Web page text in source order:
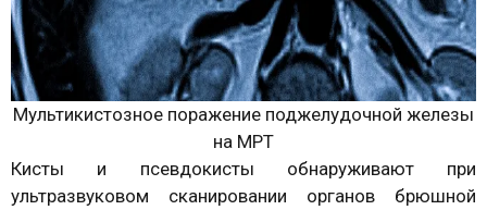
Мультикистозное поражение поджелудочной железы
на МРТ
Кисты и псевдокисты обнаруживают при
ультразвуковом сканировании органов брюшной